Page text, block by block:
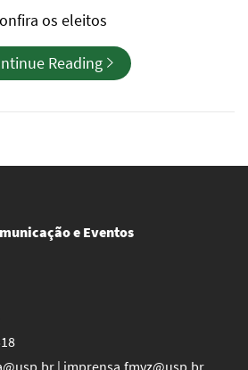
os eleitos
Reading
e Eventos